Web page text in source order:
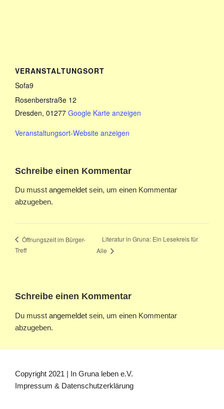
VERANSTALTUNGSORT
Sofa9
Rosenberstraße 12
Dresden, 01277 Google Karte anzeigen
Veranstaltungsort-Website anzeigen
Schreibe einen Kommentar
Du musst angemeldet sein, um einen Kommentar
abzugeben.
Öffnungszeit im Bürger-
Treff
Literatur in Gruna: Ein Lesekreis für
Alle
Schreibe einen Kommentar
Du musst angemeldet sein, um einen Kommentar
abzugeben.
Copyright 2021 | In Gruna leben e.V.
Impressum & Datenschutzerklärung